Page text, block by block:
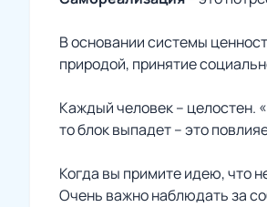
В основании системы
природой, принятие
Каждый человек – целостен.
то блок выпадет – это
Когда вы примите идею, что
Очень важно наблюдать за